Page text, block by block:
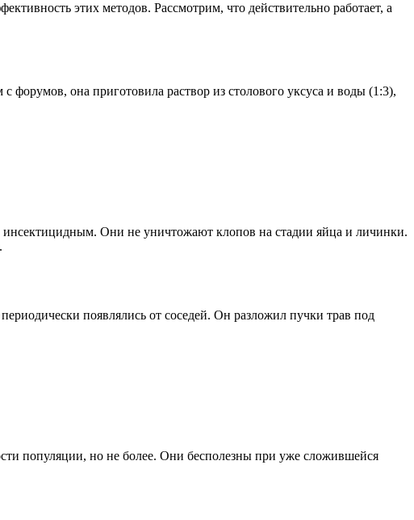
этих методов. Рассмотрим, что действительно работает, а
форумов, она приготовила раствор из столового уксуса и воды (1:3),
Они не уничтожают клопов на стадии яйца и личинки.
появлялись от соседей. Он разложил пучки трав под
популяции, но не более. Они бесполезны при уже сложившейся